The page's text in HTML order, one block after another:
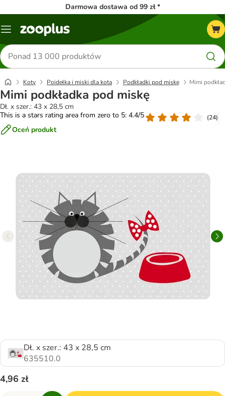
Darmowa dostawa od 99 zł *
Menu
Szukaj
produktów
Koty Poidełka i miski dla kota Podkładki pod miskę Mimi
Mimi podkładka pod miskę
Dł. x szer.: 43 x 28,5 cm
This is a stars rating area from zero to 5: 4.4/5
(24)
Oceń produkt
Dł. x szer.: 43 x 28,5 cm
635510.0
4,96 zł